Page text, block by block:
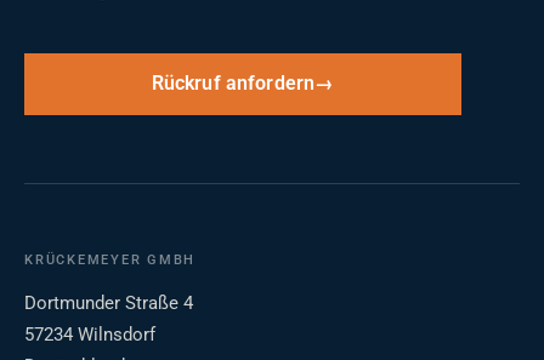
Rückruf anfordern
KRÜCKEMEYER GMBH
Dortmunder Straße 4
57234 Wilnsdorf